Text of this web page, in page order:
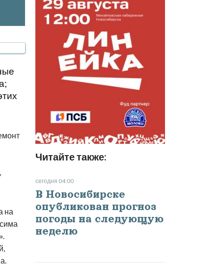
на
Читайте также:
сегодня 04:00
В Новосибирске
опубликован прогноз
погоды на следующую
неделю